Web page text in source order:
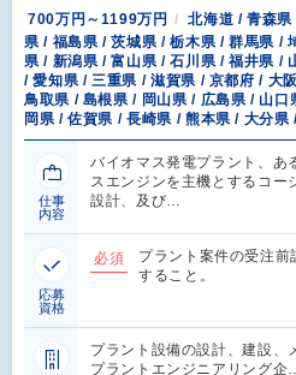
700万円～1199万円
北海道 / 青森
県 / 福島県 / 茨城県 / 栃木県 / 群馬県 /
県 / 新潟県 / 富山県 / 石川県 / 福井県 /
/ 愛知県 / 三重県 / 滋賀県 / 京都府 / 大
鳥取県 / 島根県 / 岡山県 / 広島県 / 山
岡県 / 佐賀県 / 長崎県 / 熊本県 / 大分
仕事
内容
バイオマス発電プラント、あ
スエンジンを主機とするコー
設計、及び…
応募
資格
必須
プラント案件の受注
すること。
プラント設備の設計、建設、
プラントエンジニアリング企…